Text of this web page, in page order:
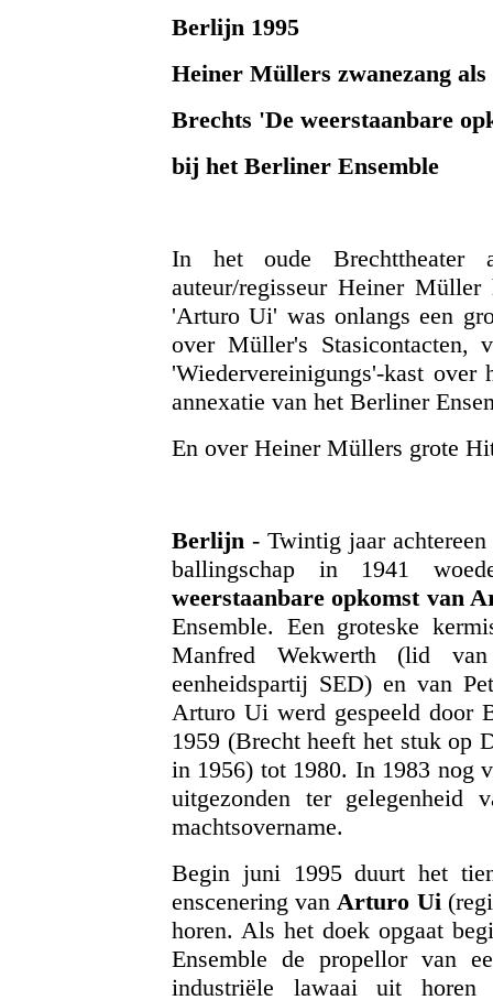
Berlijn 1995
Heiner Müllers zwanezang als
Brechts 'De weerstaanbare
bij het Berliner Ensemble
In het oude Brechttheater
auteur/regisseur Heiner
'Arturo Ui' was onlangs een
over Müller's
'Wiedervereinigungs'-kast over
annexatie van het Berliner
En over Heiner Müllers grote
Berlijn - Twintig jaar
ballingschap in 1941
weerstaanbare opkomst van
Ensemble. Een groteske
Manfred Wekwerth (lid
eenheidspartij SED) en van
Arturo Ui werd gespeeld door
1959 (Brecht heeft het stuk op
in 1956) tot 1980. In 1983 nog
uitgezonden ter gelegenheid
machtsovername.
Begin juni 1995 duurt het
enscenering vanArturo Ui
horen. Als het doek opgaat
Ensemble de propellor van
industriële lawaai uit horen